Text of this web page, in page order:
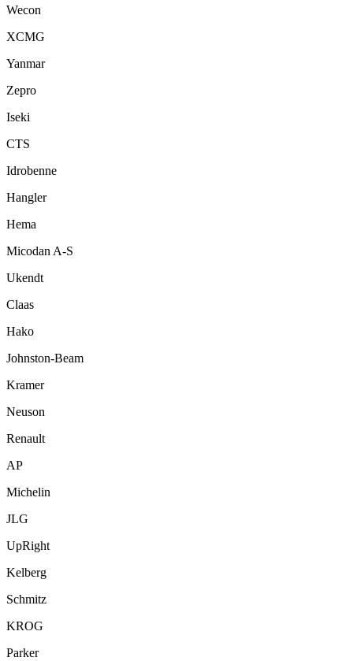
Wecon
XCMG
Yanmar
Zepro
Iseki
CTS
Idrobenne
Hangler
Hema
Micodan A-S
Ukendt
Claas
Hako
Johnston-Beam
Kramer
Neuson
Renault
AP
Michelin
JLG
UpRight
Kelberg
Schmitz
KROG
Parker